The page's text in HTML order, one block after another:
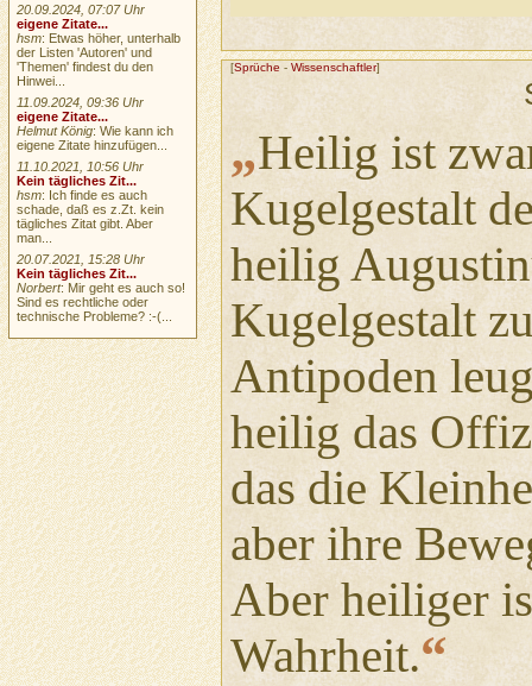
[Sprüche - Wissenschaftler]
„Heilig ist
Kugelgestalt
heilig
Kugelgestalt
Antipoden
heilig das
das die
aber ihre
Aber heiliger
Wahrheit.“
20.09.2024, 07:07 Uhr
eigene Zitate...
hsm: Etwas höher, unterhalb
der Listen 'Autoren' und
'Themen' findest du den
Hinwei...
11.09.2024, 09:36 Uhr
eigene Zitate...
Helmut König: Wie kann ich
eigene Zitate hinzufügen...
11.10.2021, 10:56 Uhr
Kein tägliches Zit...
hsm: Ich finde es auch
schade, daß es z.Zt. kein
tägliches Zitat gibt. Aber
man...
20.07.2021, 15:28 Uhr
Kein tägliches Zit...
Norbert: Mir geht es auch so!
Sind es rechtliche oder
technische Probleme? :-(...